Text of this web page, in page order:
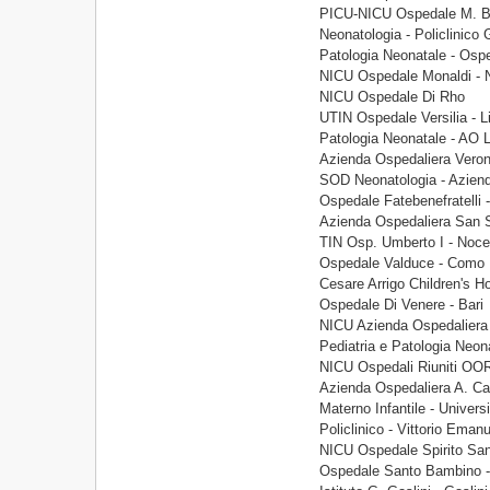
PICU-NICU Ospedale M.
Neonatologia - Policlinico
Patologia Neonatale -
NICU Ospedale Monaldi -
NICU Ospedale Di Rho
UTIN Ospedale Versilia -
Patologia Neonatale - AO
Azienda Ospedaliera
SOD Neonatologia -
Ospedale Fatebenefratelli
Azienda Ospedaliera San
TIN Osp. Umberto I -
Ospedale Valduce - Como
Cesare Arrigo Children's
Ospedale Di Venere - Bari
NICU Azienda
Pediatria e Patologia
NICU Ospedali Riuniti
Azienda Ospedaliera A.
Materno Infantile -
Policlinico - Vittorio
NICU Ospedale Spirito
Ospedale Santo Bambino